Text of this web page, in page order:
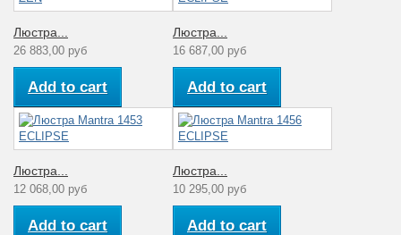
Люстра...
26 883,00 руб
Add to cart
Люстра...
16 687,00 руб
Add to cart
Люстра...
12 068,00 руб
Add to cart
Люстра...
10 295,00 руб
Add to cart